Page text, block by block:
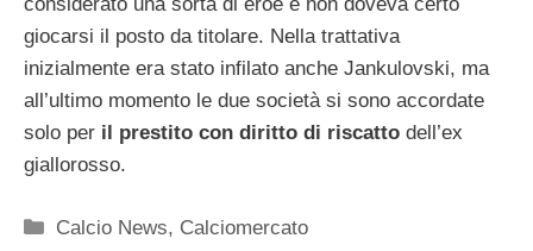
giocarsi il posto da titolare. Nella trattativa
inizialmente era stato infilato anche Jankulovski, ma
all’ultimo momento le due società si sono accordate
solo per il prestito con diritto di riscatto dell’ex
giallorosso.
Categorie
Calcio News, Calciomercato